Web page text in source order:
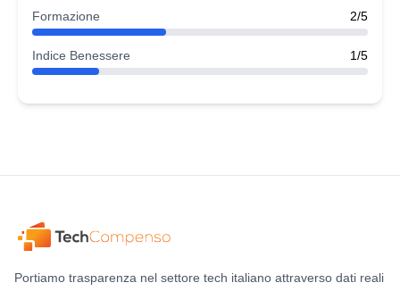
Formazione 2/5
Indice Benessere 1/5
Portiamo trasparenza nel settore tech italiano attraverso dati reali